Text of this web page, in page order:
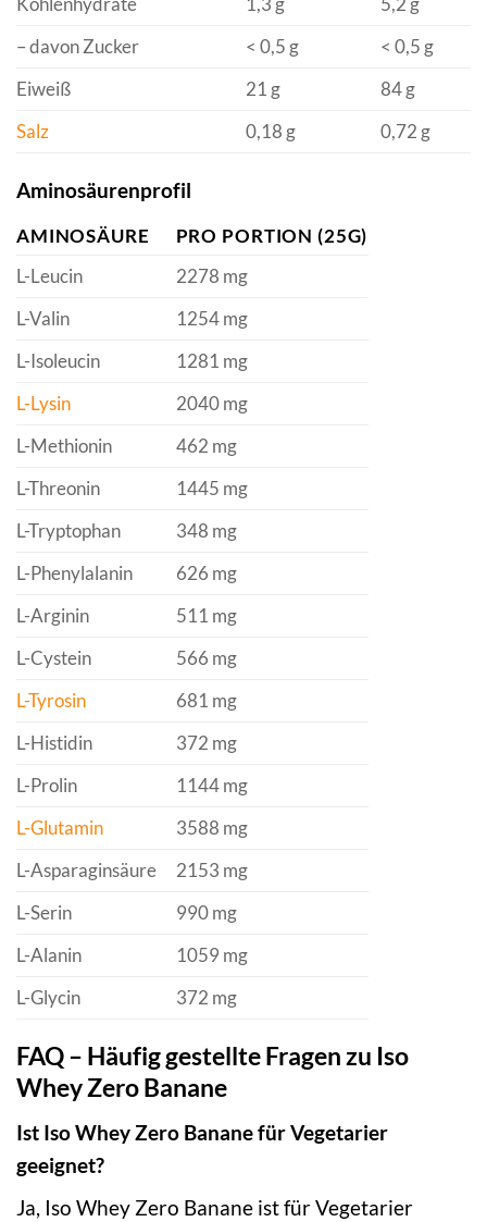
– davon Zucker
< 0,5 g
< 0,5 g
Eiweiß
21 g
84 g
Salz
0,18 g 0,72 g
Aminosäurenprofil
AMINOSÄURE
PRO PORTION (25G)
L-Leucin
2278 mg
L-Valin
1254 mg
L-Isoleucin
1281 mg
L-Lysin
2040 mg
L-Methionin
462 mg
L-Threonin
1445 mg
L-Tryptophan
348 mg
L-Phenylalanin
626 mg
L-Arginin
511 mg
L-Cystein
566 mg
L-Tyrosin
681 mg
L-Histidin
372 mg
L-Prolin
1144 mg
L-Glutamin
3588 mg
L-Asparaginsäure
2153 mg
L-Serin
990 mg
L-Alanin
1059 mg
L-Glycin
372 mg
FAQ – Häufig gestellte Fragen zu Iso
Whey Zero Banane
Ist Iso Whey Zero Banane für Vegetarier
geeignet?
Ja, Iso Whey Zero Banane ist für Vegetarier